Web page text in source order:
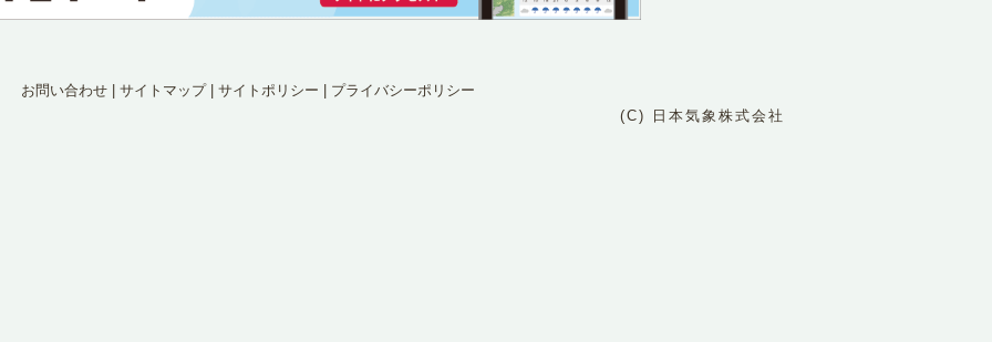
お問い合わせ サイトマップ| サイトポリシー
プライバシーポリシー
(C) 日本気象株式会社